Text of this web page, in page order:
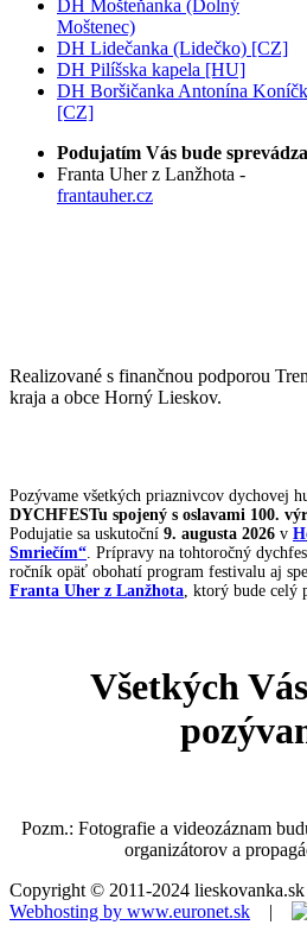
DH Mošteňanka (Dolný
Moštenec)
DH Lidečanka (Lidečko) [CZ]
DH Pilíšska kapela [HU]
DH Boršičanka Antonína
[CZ]
Podujatím Vás bude
Franta Uher z Lanžhota -
frantauher.cz
Realizované s finančnou podporou
kraja a obce Horný Lieskov.
Pozývame všetkých priaznivcov dychovej
DYCHFESTu spojený s oslavami 100.
Podujatie sa uskutoční 9. augusta 2026 v
Smriečím“. Prípravy na tohtoročný
ročník opäť obohatí program festivalu aj
Franta Uher z Lanžhota, ktorý bude celý
Všetkých
Pozm.: Fotografie a videozáznam
organizátorov a
Copyright © 2011-2024
Webhosting by www.euronet.sk |